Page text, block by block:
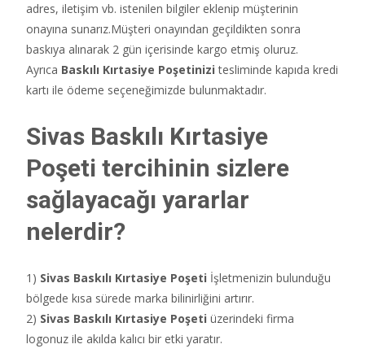
adres, iletişim vb. istenilen bilgiler eklenip müşterinin
onayına sunarız.Müşteri onayından geçildikten sonra
baskıya alınarak 2 gün içerisinde kargo etmiş oluruz.
Ayrıca Baskılı Kırtasiye Poşetinizi tesliminde kapıda kredi
kartı ile ödeme seçeneğimizde bulunmaktadır.
Sivas Baskılı Kırtasiye
Poşeti tercihinin sizlere
sağlayacağı yararlar
nelerdir?
1) Sivas Baskılı Kırtasiye Poşeti İşletmenizin bulunduğu
bölgede kısa sürede marka bilinirliğini artırır.
2) Sivas Baskılı Kırtasiye Poşeti üzerindeki firma
logonuz ile akılda kalıcı bir etki yaratır.